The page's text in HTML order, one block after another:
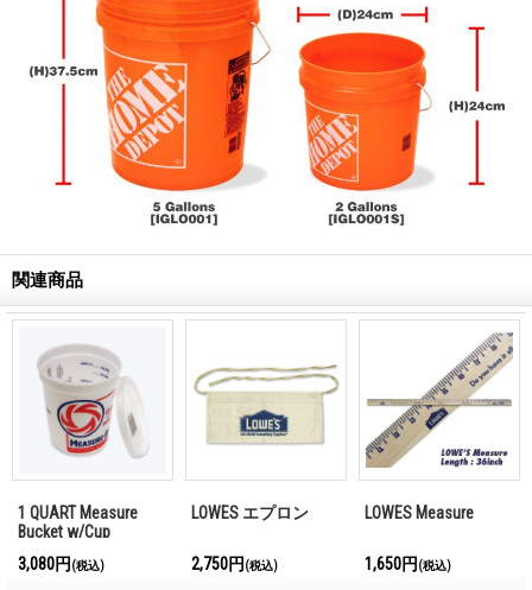
関連商品
1 QUART Measure
Bucket w/Cup
3,080円(税込)
LOWES エプロン
2,750円(税込)
LOWES Measure
1,650円(税込)